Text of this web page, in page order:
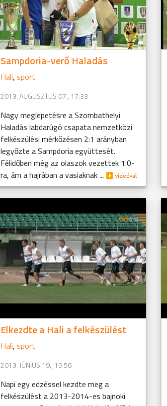
Sampdoria-verő Haladás
Hali, sport
2013. AUGUSZTUS 07., 17:33
Nagy meglepetésre a Szombathelyi
Haladás labdarúgó csapata nemzetközi
felkészülési mérkőzésen 2:1 arányban
legyőzte a Sampdoria együttesét.
Félidőben még az olaszok vezettek 1:0-
ra, ám a hajrában a vasiaknak ...
Elkezdte a Hali a felkészülést
Hali, sport
2013. JÚNIUS 19., 19:56
Napi egy edzéssel kezdte meg a
felkészülést a 2013-2014-es bajnoki